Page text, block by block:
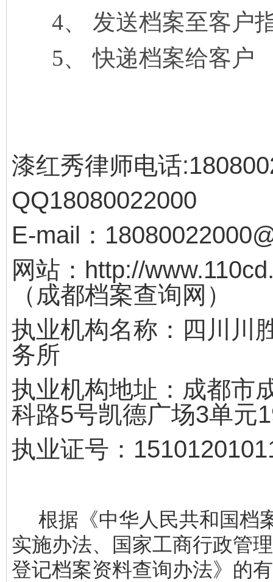
4、 发送档案至客户
5、 快递档案给客户
漆红秀律师电话
QQ18080022000
E-mail：
网站： http://
（成都档案查询网）
执业机构名称：四川川
务所
执业机构地址：成都市
科路5号凯德广场3单元
执业证号：
根据《中华人民共和国档
实施办法、国家工商行政管
登记档案资料查询办法》的